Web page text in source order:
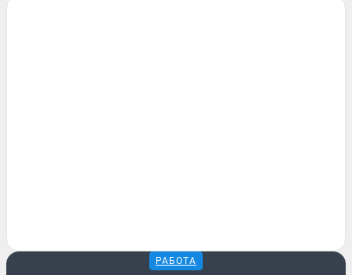
РАБОТА